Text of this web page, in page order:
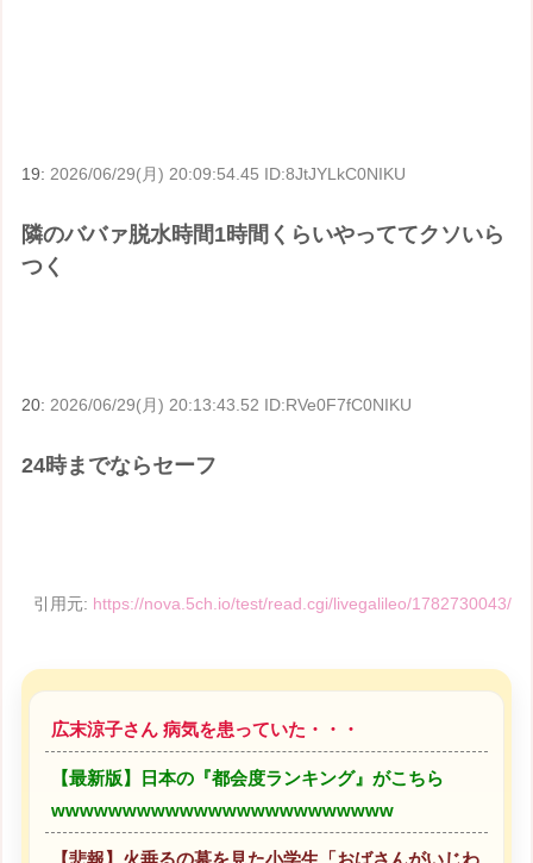
19: 2026/06/29(月) 20:09:54.45 ID:8JtJYLkC0NIKU
隣のババァ脱水時間1時間くらいやっててクソいら
つく
20: 2026/06/29(月) 20:13:43.52 ID:RVe0F7fC0NIKU
24時までならセーフ
引用元: https://nova.5ch.io/test/read.cgi/livegalileo/1782730043/
広末涼子さん 病気を患っていた・・・
【最新版】日本の『都会度ランキング』がこちら
wwwwwwwwwwwwwwwwwwwwwwww
【悲報】火垂るの墓を見た小学生「おばさんがいじわ